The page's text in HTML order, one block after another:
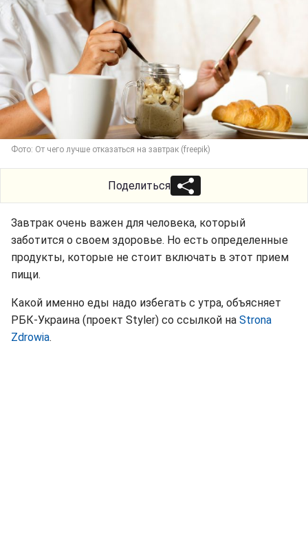
Фото: От чего лучше отказаться на завтрак (freepik)
Поделиться
Завтрак очень важен для человека, который
заботится о своем здоровье. Но есть определенные
продукты, которые не стоит включать в этот прием
пищи.
Какой именно еды надо избегать с утра, объясняет
РБК-Украина (проект Styler) со ссылкой на Strona
Zdrowia.